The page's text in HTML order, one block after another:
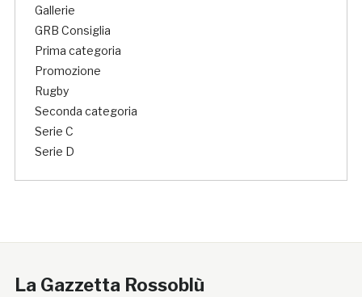
Gallerie
GRB Consiglia
Prima categoria
Promozione
Rugby
Seconda categoria
Serie C
Serie D
La Gazzetta Rossoblù